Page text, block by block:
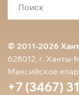
© 2011-2026
628012, г. Ханты-
Мансийское
+7 (3467)